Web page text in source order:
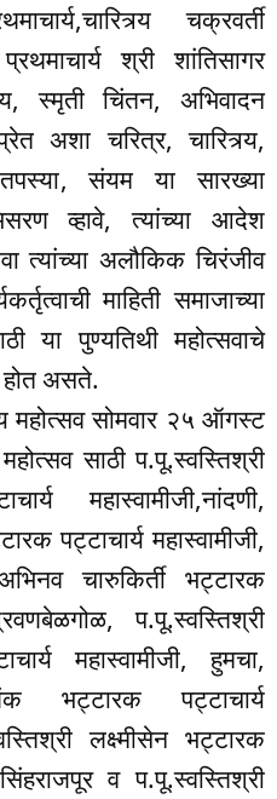
चक्रवर्ती
श्री शांतिसागर
स्मृती चिंतन, अभिवादन
अशा चरित्र, चारित्र्य,
संयम या सारख्या
व्हावे, त्यांच्या आदेश
त्यांच्या अलौकिक चिरंजीव
माहिती समाजाच्या
या पुण्यतिथी महोत्सवाचे
असते.
महोत्सव सोमवार २५ ऑगस्ट
साठी प.पू.स्वस्तिश्री
महास्वामीजी,नांदणी,
पट्टाचार्य महास्वामीजी,
चारुकिर्ती भट्टारक
प.पू.स्वस्तिश्री
महास्वामीजी, हुमचा,
भट्टारक पट्टाचार्य
लक्ष्मीसेन भट्टारक
व प.पू.स्वस्तिश्री